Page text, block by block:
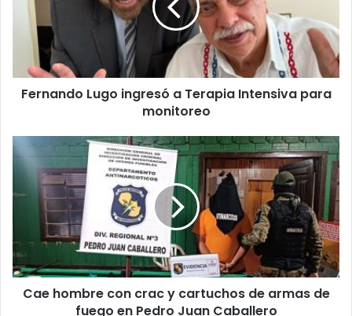
Fernando Lugo ingresó a Terapia Intensiva para
monitoreo
Cae hombre con crac y cartuchos de armas de
fuego en Pedro Juan Caballero